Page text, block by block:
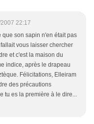
22:17
son sapin n'en était pas
vous laisser chercher
et c'est la maison du
indice, après le drapeau
Félicitations, Elleiram
des précautions
tu es la première à le dire...